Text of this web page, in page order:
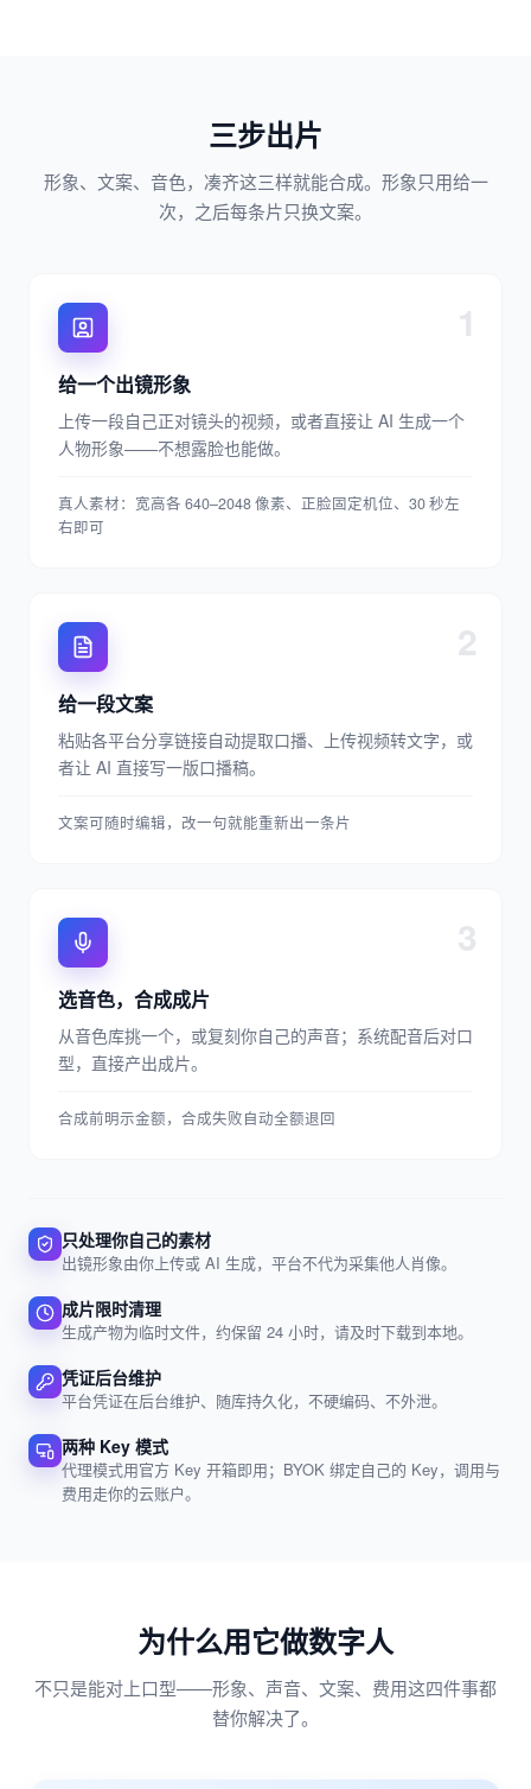
三步出片
形象、文案、音色，凑齐这三样就能合成。形象只用给一
次，之后每条片只换文案。
1
给一个出镜形象
上传一段自己正对镜头的视频，或者直接让 AI 生成一个
人物形象——不想露脸也能做。
真人素材：宽高各 640–2048 像素、正脸固定机位、30 秒左
右即可
2
给一段文案
粘贴各平台分享链接自动提取口播、上传视频转文字，或
者让 AI 直接写一版口播稿。
文案可随时编辑，改一句就能重新出一条片
3
选音色，合成成片
从音色库挑一个，或复刻你自己的声音；系统配音后对口
型，直接产出成片。
合成前明示金额，合成失败自动全额退回
只处理你自己的素材
出镜形象由你上传或 AI 生成，平台不代为采集他人肖像。
成片限时清理
生成产物为临时文件，约保留 24 小时，请及时下载到本地。
凭证后台维护
平台凭证在后台维护、随库持久化，不硬编码、不外泄。
两种 Key 模式
代理模式用官方 Key 开箱即用；BYOK 绑定自己的 Key，调用与
费用走你的云账户。
为什么用它做数字人
不只是能对上口型——形象、声音、文案、费用这四件事都
替你解决了。